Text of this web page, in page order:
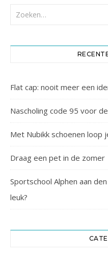
Flat cap: nooit meer een
Nascholing code 95 voor
Met Nubikk schoenen loop
Draag een pet in de zomer
Sportschool Alphen aan
leuk?